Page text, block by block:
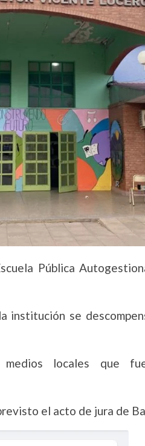
Pública
institución se
medios locales que
el acto de jura de